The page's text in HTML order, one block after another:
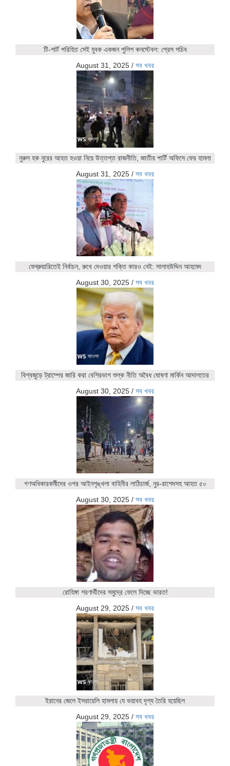
টি-শার্ট পরিহিত সেই যুবক একজন পুলিশ কনস্টেবল: প্রেস সচিব
August 31, 2025 / সব খবর
নুরুল হক নুরের আহত হওয়া নিয়ে উত্তপ্ত রাজনীতি, জাতীয় পার্টি অফিসে ফের হামলা
August 31, 2025 / সব খবর
ফেব্রুয়ারিতেই নির্বাচন, রুখে দেওয়ার শক্তি কারও নেই: সালাহউদ্দিন আহমেদ
August 30, 2025 / সব খবর
বিশ্বজুড়ে ট্রাম্পের জারি করা বেশিরভাগ শুল্ক নীতি অবৈধ ঘোষণা মার্কিন আদালতের
August 30, 2025 / সব খবর
গণঅধিকারকর্মীদের ওপর আইনশৃঙ্খলা বাহিনীর লাঠিচার্জ, নুর-রাশেদসহ আহত ৫০
August 30, 2025 / সব খবর
রোহিঙ্গা শরণার্থীদের সমুদ্রে ফেলে দিচ্ছে ভারত!
August 29, 2025 / সব খবর
ইরানের জেলে ইসরায়েলি হামলায় যে ভয়াবহ দৃশ্য তৈরি হয়েছিল
August 29, 2025 / সব খবর